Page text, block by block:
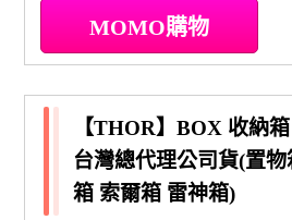
MOMO購物
【THOR】BOX 收納
台灣總代理公司貨(置
箱 索爾箱 雷神箱)